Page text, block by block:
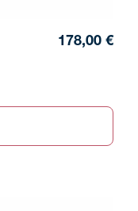
178,00 €